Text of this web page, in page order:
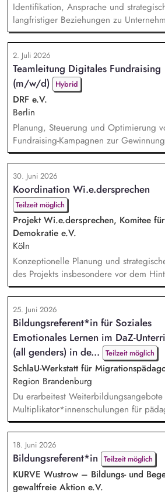
Identifikation, Ansprache und
langfristiger Beziehungen zu
vermögenden Privatpersonen.
individueller Förderstrategien (Major
Planung, Organisation und
Fundraising-Veranstaltungen.
Begleitung der Geschäftsleitung sowie
hochrangigen Spe...
2. Juli 2026
Teamleitung Digitales Fundraising
(m/w/d)
Hybrid
DRF e.V.
Berlin
Planung, Steuerung und Optimierung
Fundraising-Kampagnen zur
Unterstützerinnen und Unterstützer.
Umsetzung von Performance-
Suchmaschinen-, Social-Media-
Kampagnenerfolgen, Erstellen von
datenbasierter
Durchführen von A/B-Te...
30. Juni 2026
Koordination Wi.e.dersprechen
Teilzeit möglich
Projekt Wi.e.dersprechen, Komitee
Demokratie e.V.
Köln
Konzeptionelle Planung und
des Projekts insbesondere vor dem
politischer Entwicklungen in den
Öffentlichkeitsarbeit Print und web in
Vertretung des Projekts bei Vorträgen,
Fundraisingveranstaltungen,
Privatspendenfundraisings,
und das Gewi...
25. Juni 2026
Bildungsreferent*in für Soziales
Emotionales Lernen im DaZ-
(all genders) in de... Teilzeit möglich
SchlaU-Werkstatt für
Region Brandenburg
Du erarbeitest
Multiplikator*innenschulungen für
insbesondere zu Resilienzförderung
emotionalem Lernen für Deutsch-als-
Du planst und leitest (online)
Beratungen für pädagogische
erweiterst unsere Zusammenarbeit mit
Stellen und...
18. Juni 2026
Bildungsreferent*in Teilzeit möglich
KURVE Wustrow – Bildungs- und
gewaltfreie Aktion e.V.